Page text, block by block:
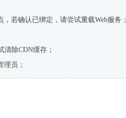
若确认已绑定，请尝试重载Web服务；
清除CDN缓存；
理员；